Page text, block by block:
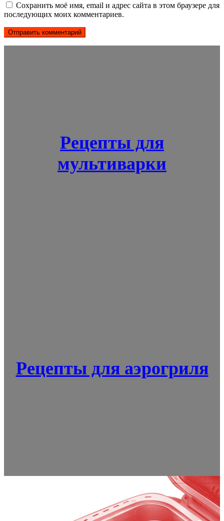
Сохранить моё имя, email и адрес сайта в этом браузере для
последующих моих комментариев.
Рецепты для
мультиварки
Рецепты для аэрогриля